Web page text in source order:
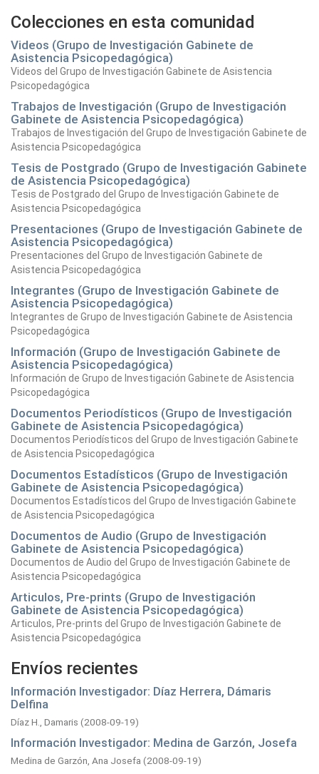
Colecciones en esta comunidad
Videos (Grupo de Investigación Gabinete de
Asistencia Psicopedagógica)
Videos del Grupo de Investigación Gabinete de Asistencia
Psicopedagógica
Trabajos de Investigación (Grupo de Investigación
Gabinete de Asistencia Psicopedagógica)
Trabajos de Investigación del Grupo de Investigación Gabinete de
Asistencia Psicopedagógica
Tesis de Postgrado (Grupo de Investigación Gabinete
de Asistencia Psicopedagógica)
Tesis de Postgrado del Grupo de Investigación Gabinete de
Asistencia Psicopedagógica
Presentaciones (Grupo de Investigación Gabinete de
Asistencia Psicopedagógica)
Presentaciones del Grupo de Investigación Gabinete de
Asistencia Psicopedagógica
Integrantes (Grupo de Investigación Gabinete de
Asistencia Psicopedagógica)
Integrantes de Grupo de Investigación Gabinete de Asistencia
Psicopedagógica
Información (Grupo de Investigación Gabinete de
Asistencia Psicopedagógica)
Información de Grupo de Investigación Gabinete de Asistencia
Psicopedagógica
Documentos Periodísticos (Grupo de Investigación
Gabinete de Asistencia Psicopedagógica)
Documentos Periodísticos del Grupo de Investigación Gabinete
de Asistencia Psicopedagógica
Documentos Estadísticos (Grupo de Investigación
Gabinete de Asistencia Psicopedagógica)
Documentos Estadísticos del Grupo de Investigación Gabinete
de Asistencia Psicopedagógica
Documentos de Audio (Grupo de Investigación
Gabinete de Asistencia Psicopedagógica)
Documentos de Audio del Grupo de Investigación Gabinete de
Asistencia Psicopedagógica
Articulos, Pre-prints (Grupo de Investigación
Gabinete de Asistencia Psicopedagógica)
Articulos, Pre-prints del Grupo de Investigación Gabinete de
Asistencia Psicopedagógica
Envíos recientes
Información Investigador: Díaz Herrera, Dámaris
Delfina
Díaz H., Damaris (2008-09-19)
Información Investigador: Medina de Garzón, Josefa
Medina de Garzón, Ana Josefa (2008-09-19)